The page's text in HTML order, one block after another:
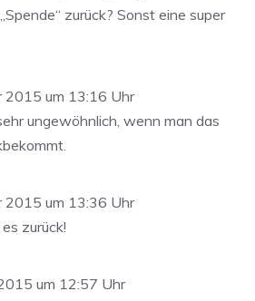
zurück? Sonst eine super
2015 um 13:16 Uhr
ungewöhnlich, wenn man das
2015 um 13:36 Uhr
zurück!
um 12:57 Uhr